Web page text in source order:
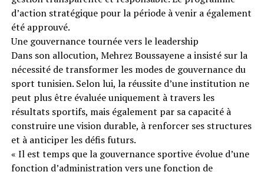
d’action stratégique pour la période à venir a également
été approuvé.
Une gouvernance tournée vers le leadership
Dans son allocution, Mehrez Boussayene a insisté sur la
nécessité de transformer les modes de gouvernance du
sport tunisien. Selon lui, la réussite d’une institution ne
peut plus être évaluée uniquement à travers les
résultats sportifs, mais également par sa capacité à
construire une vision durable, à renforcer ses structures
et à anticiper les défis futurs.
« Il est temps que la gouvernance sportive évolue d’une
fonction d’administration vers une fonction de